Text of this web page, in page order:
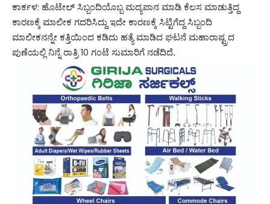
ಕಾರ್ಕಳ: ಹೊಟೇಲ್ ಸಿಬ್ಬಂದಿಯೊಬ್ಬ ಮದ್ಯಪಾನ ಮಾಡಿ ಕೆಲಸ ಮಾಡುತ್ತಿದ್ದ
ಕಾರಣಕ್ಕೆ ಮಾಲೀಕ ಗದರಿಸಿದ್ದು ಇದೇ ಕಾರಣಕ್ಕೆ ಸಿಟ್ಟಿಗೆದ್ದ ಸಿಬ್ಬಂದಿ
ಮಾಲೀಕನನ್ನೇ ಕತ್ತಿಯಿಂದ ಕಡಿದು ಹತ್ಯೆ ಮಾಡಿದ ಘಟನೆ ಮಹಾರಾಷ್ಟ್ರದ
ಪುಣೆಯಲ್ಲಿ ನಿನ್ನೆ ರಾತ್ರಿ 10 ಗಂಟೆ ಸುಮಾರಿಗೆ ನಡೆದಿದೆ.